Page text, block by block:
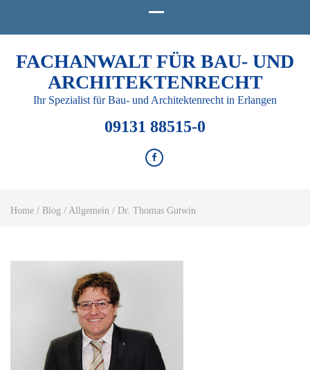
FACHANWALT FÜR BAU- UND
ARCHITEKTENRECHT
Ihr Spezialist für Bau- und Architektenrecht in Erlangen
09131 88515-0
Home / Blog / Allgemein / Dr. Thomas Gutwin